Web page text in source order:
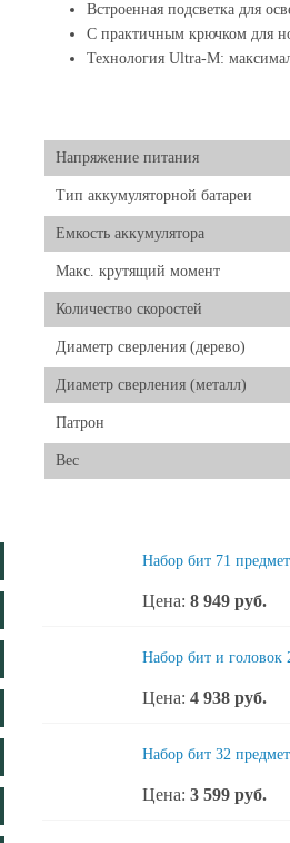
Встроенная подсветка для
С практичным крючком для
Технология Ultra-M:
Напряжение питания
Тип аккумуляторной батареи
Емкость аккумулятора
Макс. крутящий момент
Количество скоростей
Диаметр сверления (дерево)
Диаметр сверления (металл)
Патрон
Вес
Набор бит 71
Цена: 8 949 руб.
Набор бит и головок
Цена: 4 938 руб.
Набор бит 32
Цена: 3 599 руб.